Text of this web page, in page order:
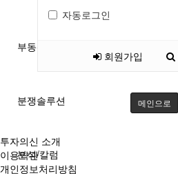
부동산 재태크
분쟁솔루션
분석/칼럼
자동로그인
회원가입
메인으로
투자의신 소개
이용약관
개인정보처리방침